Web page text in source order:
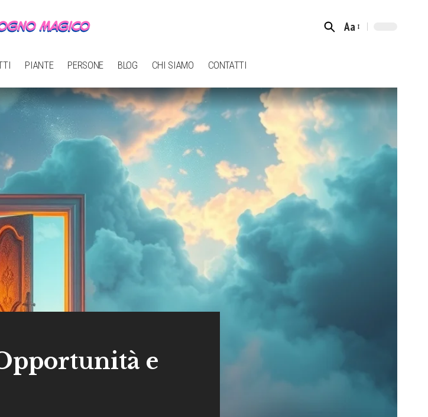
Font
Aa
PIANTE PERSONE BLOG CHI SIAMO CONTATTI
e